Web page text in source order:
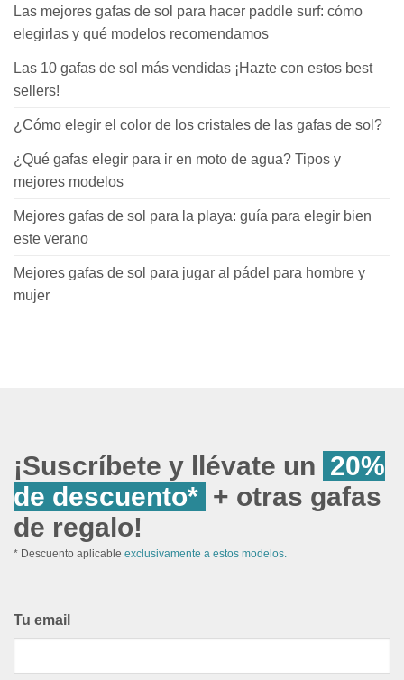
Las mejores gafas de sol para hacer paddle surf: cómo
elegirlas y qué modelos recomendamos
Las 10 gafas de sol más vendidas ¡Hazte con estos best
sellers!
¿Cómo elegir el color de los cristales de las gafas de sol?
¿Qué gafas elegir para ir en moto de agua? Tipos y
mejores modelos
Mejores gafas de sol para la playa: guía para elegir bien
este verano
Mejores gafas de sol para jugar al pádel para hombre y
mujer
¡Suscríbete y llévate un 20%
de descuento* + otras gafas
de regalo!
* Descuento aplicable exclusivamente a estos modelos.
Tu email